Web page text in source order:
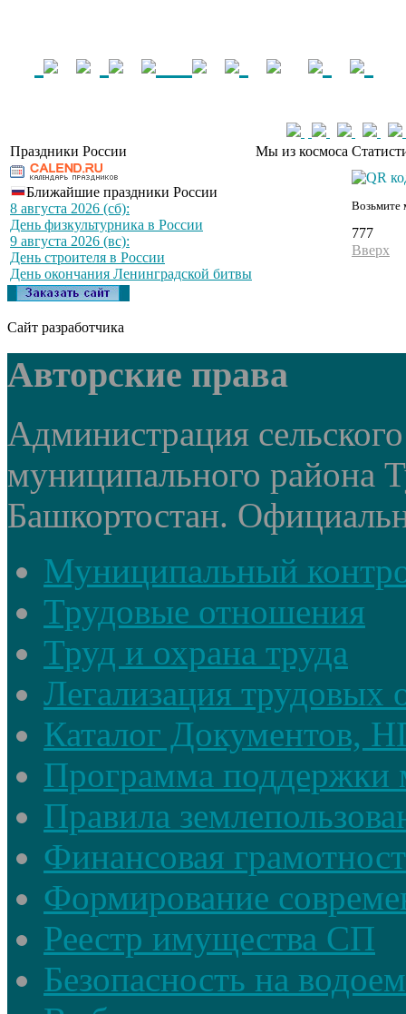
Праздники России Мы из космоса
Ближайшие праздники России
8 августа 2026 (сб):
День физкультурника в России
9 августа 2026 (вс):
День строителя в России
День окончания Ленинградской битвы
Возьмите
777
Вверх
Сайт разработчика
Авторские права
Администрация
муниципального района
Башкортостан.
Муниципальный
Трудовые отношения
Труд и охрана труда
Легализация трудовых
Каталог Документов,
Программа поддержки
Правила
Финансовая
Формирование
Реестр имущества СП
Безопасность на